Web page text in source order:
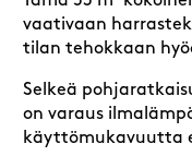
vaativaan
tilan tehokkaan
Selkeä
on varaus
käyttömukavuutta